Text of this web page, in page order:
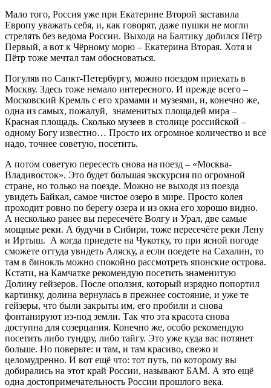
Мало того, Россия уже при Екатерине Второй заставила
Европу уважать себя, и, как говорят, даже пушки не могли
стрелять без ведома России. Выхода на Балтику добился Пётр
Первый, а вот к Чёрному морю – Екатерина Вторая. Хотя и
Пётр тоже мечтал там обосноваться.
Погуляв по Санкт-Петербургу, можно поездом приехать в
Москву. Здесь тоже немало интересного. И прежде всего –
Московский Кремль с его храмами и музеями, и, конечно же,
одна из самых, пожалуй, знаменитых площадей мира –
Красная площадь. Сколько музеев в столице российской –
одному Богу известно… Просто их огромное количество и все
надо, точнее советую, посетить.
А потом советую пересесть снова на поезд – «Москва-
Владивосток». Это будет большая экскурсия по огромной
стране, но только на поезде. Можно не выходя из поезда
увидеть Байкал, самое чистое озеро в мире. Просто колея
проходит ровно по берегу озера и из окна его хорошо видно.
А несколько ранее вы пересечёте Волгу и Урал, две самые
мощные реки. А будучи в Сибири, тоже пересечёте реки Лену
и Иртыш. А когда приедете на Чукотку, то при ясной погоде
сможете оттуда увидеть Аляску, а если поедете на Сахалин, то
там в бинокль можно спокойно рассмотреть японские острова.
Кстати, на Камчатке рекомендую посетить знаменитую
Долину гейзеров. После оползня, который изрядно попортил
картинку, долина вернулась в прежнее состояние, и уже те
гейзеры, что были закрыты им, его пробили и снова
фонтанируют из-под земли. Так что эта красота снова
доступна для созерцания. Конечно же, особо рекомендую
посетить либо тундру, либо тайгу. Это уже куда вас потянет
больше. Но поверьте: и там, и там красиво, свежо и
целомудренно. И вот ещё что: тот путь, по которому вы
добирались на этот край России, называют БАМ. А это ещё
одна достопримечательность России прошлого века.